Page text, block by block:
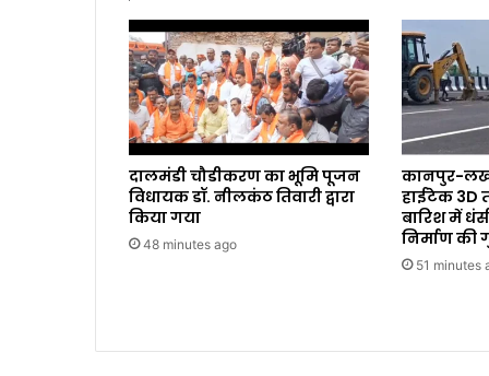
दालमंडी चौडीकरण का भूमि पूजन
विधायक डॉ. नीलकंठ तिवारी द्वारा
किया गया
48 minutes ago
कानपुर-
हाईटेक 3D
बारिश में
निर्माण की
51 minutes